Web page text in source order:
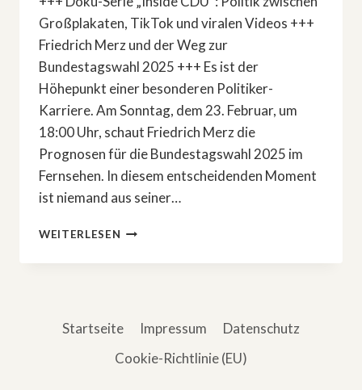
Großplakaten, TikTok und viralen Videos +++
Friedrich Merz und der Weg zur
Bundestagswahl 2025 +++ Es ist der
Höhepunkt einer besonderen Politiker-
Karriere. Am Sonntag, dem 23. Februar, um
18:00 Uhr, schaut Friedrich Merz die
Prognosen für die Bundestagswahl 2025 im
Fernsehen. In diesem entscheidenden Moment
ist niemand aus seiner…
WEITERLESEN FÜNFTEILIGE
SERIE:
Startseite Impressum
Datenschutz
Cookie-Richtlinie (EU)